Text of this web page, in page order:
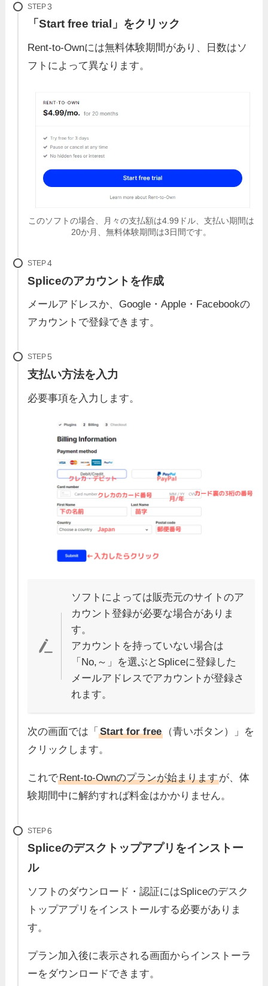
STEP
「Start free trial」をクリック
Rent-to-Ownには無料体験期間があり、日数はソ
フトによって異なります。
このソフトの場合、月々の支払額は4.99ドル、支払い期間は
20か月、無料体験期間は3日間です。
STEP
Spliceのアカウントを作成
メールアドレスか、Google・Apple・Facebookの
アカウントで登録できます。
STEP
支払い方法を入力
必要事項を入力します。
ソフトによっては販売元のサイトのア
カウント登録が必要な場合がありま
す。
アカウントを持っていない場合は
「No,～」を選ぶとSpliceに登録した
メールアドレスでアカウントが登録さ
れます。
次の画面では「Start for free
（青いボタン）」を
クリックします。
これでRent-to-Ownのプランが始まりますが、体
験期間中に解約すれば料金はかかりません。
STEP
Spliceのデスクトップアプリをインストー
ル
ソフトのダウンロード・認証にはSpliceのデスク
トップアプリをインストールする必要がありま
す。
プラン加入後に表示される画面からインストーラ
ーをダウンロードできます。